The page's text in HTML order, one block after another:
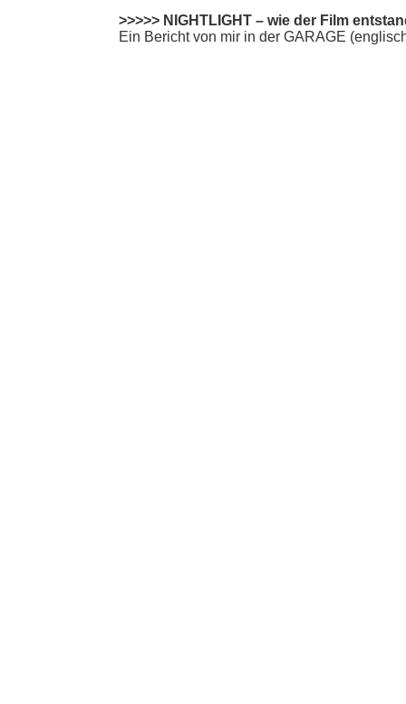
>>>>> NIGHTLIGHT – wie der Film
Ein Bericht von mir in der GARAGE